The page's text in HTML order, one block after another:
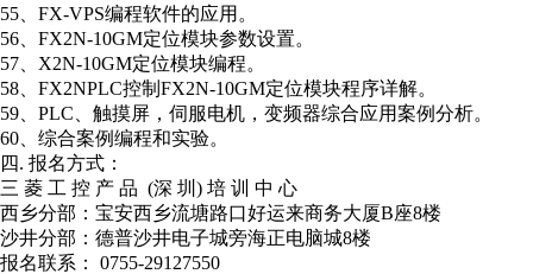
55、FX-VPS编程软件的应用。
56、FX2N-10GM定位模块参数设置。
57、X2N-10GM定位模块编程。
58、FX2NPLC控制FX2N-10GM定位模块程序详解。
59、PLC、触摸屏，伺服电机，变频器综合应用案例分析。
60、综合案例编程和实验。
四. 报名方式：
三 菱 工 控 产 品 (深 圳) 培 训 中 心
西乡分部：宝安西乡流塘路口好运来商务大厦B座8楼
沙井分部：德普沙井电子城旁海正电脑城8楼
报名联系： 0755-29127550